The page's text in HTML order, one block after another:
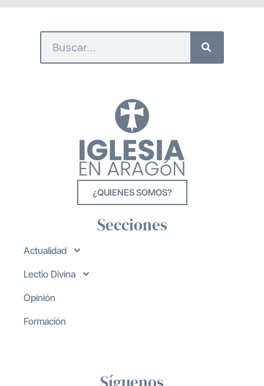
¿QUIENES SOMOS?
Secciones
Actualidad
Lectio Divina
Opinión
Formación